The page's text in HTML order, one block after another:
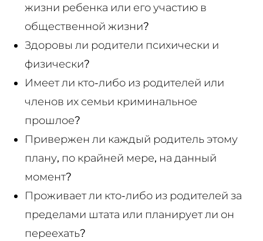
жизни ребенка или его участию в
общественной жизни?
Здоровы ли родители психически и
физически?
Имеет ли кто-либо из родителей или
членов их семьи криминальное
прошлое?
Привержен ли каждый родитель этому
плану, по крайней мере, на данный
момент?
Проживает ли кто-либо из родителей за
пределами штата или планирует ли он
переехать?